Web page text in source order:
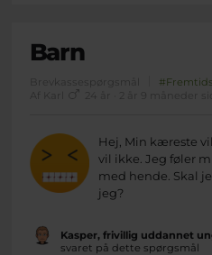
Barn
Brevkassespørgsmål
Af Karl
24 år · 2 år 9 måneder
Hej, Min kæreste
vil ikke. Jeg føler
med hende. Skal
jeg?
Kasper, frivillig uddannet
svaret på dette spørgsmål